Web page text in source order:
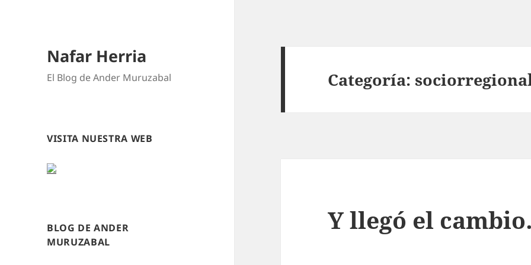
Nafar Herria
El Blog de Ander Muruzabal
VISITA NUESTRA WEB
BLOG DE ANDER
MURUZABAL
Categoría:
Y llegó el